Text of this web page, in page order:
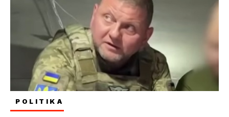
POLITIKA